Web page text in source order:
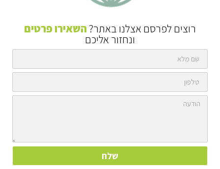
רוצים לפרסם אצלנו באתר?השאירו פרטים
ונחזור אליכם
שלח